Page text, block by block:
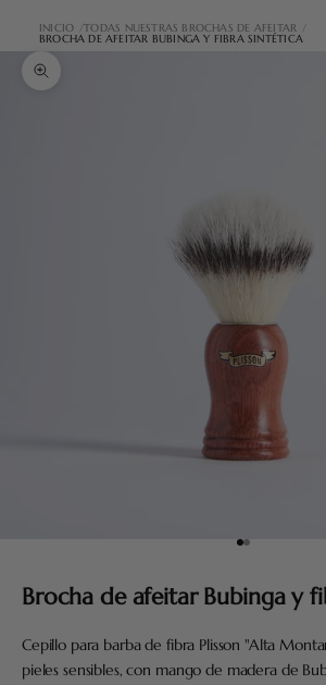
INICIO TODAS NUESTRAS BROCHAS DE AFEITAR
BROCHA DE AFEITAR BUBINGA Y FIBRA SINTÉTICA
Zoom
Ir al artículo 1
Ir al artículo 2
Brocha de afeitar Bubinga y
Cepillo para barba de fibra Plisson "Alta
pieles sensibles, con mango de madera de